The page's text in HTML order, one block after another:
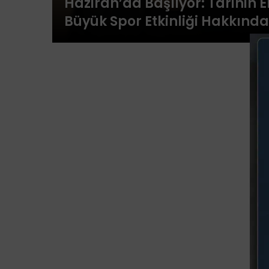
Büyük Spor Etkinliği Hakkında
Bilmeniz Gereken Her Şey